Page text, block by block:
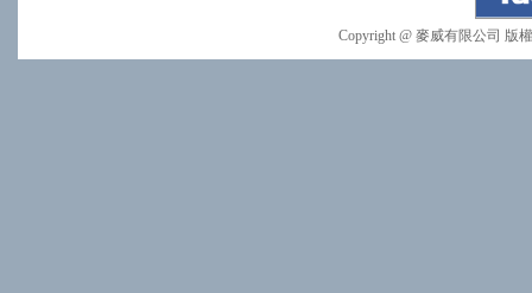
Copyright @ 麥威有限公司 版